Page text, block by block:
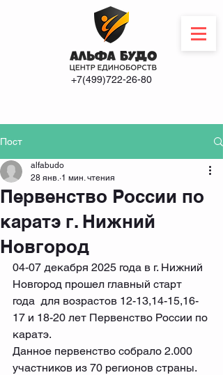
+7(499)722-26-80
Пост
Первенство России по
каратэ г. Нижний
Новгород
alfabudo
28 янв. 1 мин. чтения
04-07 декабря 2025 года в г. Нижний
Новгород прошел главный старт
года  для возрастов 12-13,14-15,16-
17 и 18-20 лет Первенство России по
каратэ.
Данное первенство собрало 2.000
участников из 70 регионов страны.